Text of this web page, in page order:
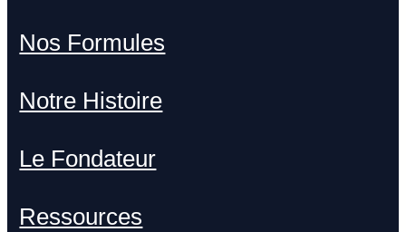
Nos Formules
Notre Histoire
Le Fondateur
Ressources